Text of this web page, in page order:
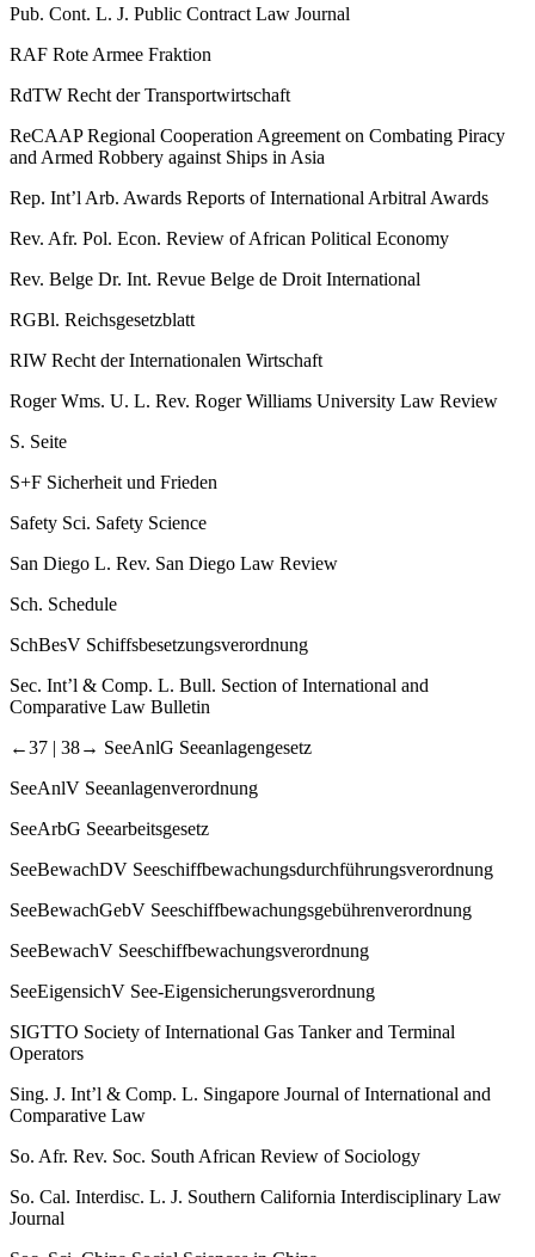
Pub. Cont. L. J. Public Contract Law Journal
RAF Rote Armee Fraktion
RdTW Recht der Transportwirtschaft
ReCAAP Regional Cooperation Agreement on Combating Piracy
and Armed Robbery against Ships in Asia
Rep. Int’l Arb. Awards Reports of International Arbitral Awards
Rev. Afr. Pol. Econ. Review of African Political Economy
Rev. Belge Dr. Int. Revue Belge de Droit International
RGBl. Reichsgesetzblatt
RIW Recht der Internationalen Wirtschaft
Roger Wms. U. L. Rev. Roger Williams University Law Review
S. Seite
S+F Sicherheit und Frieden
Safety Sci. Safety Science
San Diego L. Rev. San Diego Law Review
Sch. Schedule
SchBesV Schiffsbesetzungsverordnung
Sec. Int’l & Comp. L. Bull. Section of International and
Comparative Law Bulletin
←37 | 38→ SeeAnlG Seeanlagengesetz
SeeAnlV Seeanlagenverordnung
SeeArbG Seearbeitsgesetz
SeeBewachDV Seeschiffbewachungsdurchführungsverordnung
SeeBewachGebV Seeschiffbewachungsgebührenverordnung
SeeBewachV Seeschiffbewachungsverordnung
SeeEigensichV See-​Eigensicherungsverordnung
SIGTTO Society of International Gas Tanker and Terminal
Operators
Sing. J. Int’l & Comp. L. Singapore Journal of International and
Comparative Law
So. Afr. Rev. Soc. South African Review of Sociology
So. Cal. Interdisc. L. J. Southern California Interdisciplinary Law
Journal